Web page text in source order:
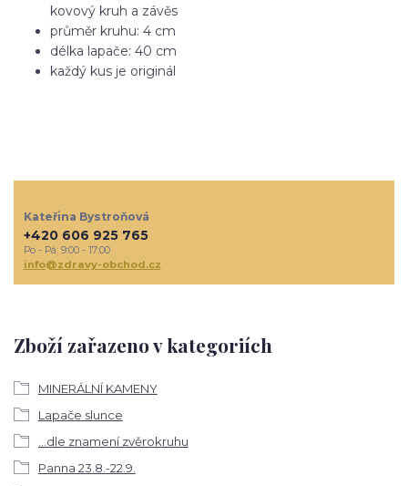
kovový kruh a závěs
průměr kruhu: 4 cm
délka lapače: 40 cm
každý kus je originál
Zboží zařazeno v kategoriích
MINERÁLNÍ KAMENY
Lapače slunce
...dle znamení zvěrokruhu
Panna 23.8.-22.9.
Kateřina Bystroňová
+420 606 925 765
Po - Pá: 9:00 - 17:00
info@zdravy-obchod.cz